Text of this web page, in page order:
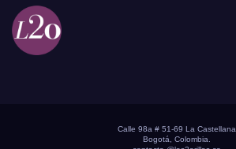
Calle 98a # 51-69 La Castellana
Bogotá, Colombia.